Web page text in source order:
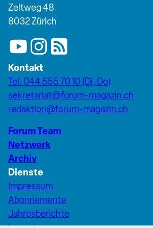
Zeltweg 48
8032 Zürich
Kontakt
Tel. 044 555 70 10 (Di, Do)
sekretariat@forum-magazin.ch
redaktion@forum-magazin.ch
Forum Team
Netzwerk
Archiv
Dienste
Impressum
Abonnemente
Jahresberichte